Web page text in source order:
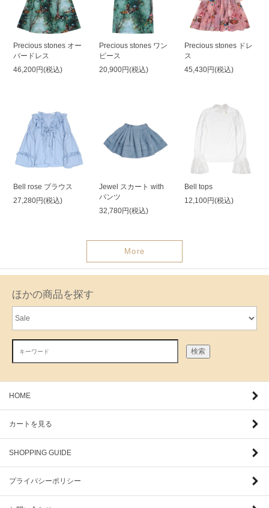
Precious stones オー
バードレス
46,200円(税込)
Precious stones ワン
ピース
20,900円(税込)
Precious stones ドレ
ス
45,430円(税込)
Bell rose ブラウス
27,280円(税込)
Jewel スカート with
パンツ
32,780円(税込)
Bell tops
12,100円(税込)
More
ほかの商品を探す
検索
HOME
カートを見る
SHOPPING GUIDE
プライバシーポリシー